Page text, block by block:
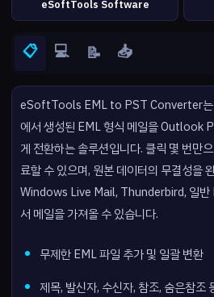
eSoftTools Software
📋 💻 📝 📥
eSoftTools EML to PST Converter는
에서 생성된 EML 형식 메일을 Outlook
게 전환하는 솔루션입니다. 클릭 몇 번만
료할 수 있으며, 원본 데이터의 무결성을
Windows Live Mail, Thunderbird, 일반
서 메일을 가져올 수 있습니다.
무제한 EML 파일 추가 및 일괄 변환
제목, 발신자, 수신자, 참조, 숨은참조